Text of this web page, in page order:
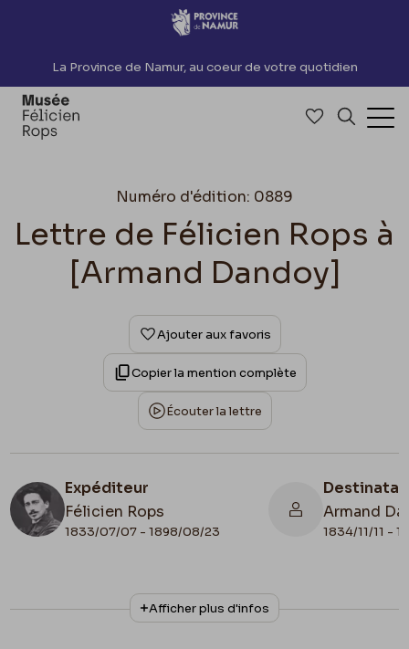
Accèder directement au contenu
La Province de Namur, au coeur de votre quotidien
Accéder à
Numéro d'édition: 0889
Lettre de Félicien Rops à
[Armand Dandoy]
Ajouter aux favoris
Copier la mention complète
Écouter la lettre
Expéditeur
Félicien Rops
1833/07/07 - 1898/08/23
Armand
1834/11/11 -
N° d'inventaire
III/215/8/49
Collationnage
Autographe
Afficher plus d'infos